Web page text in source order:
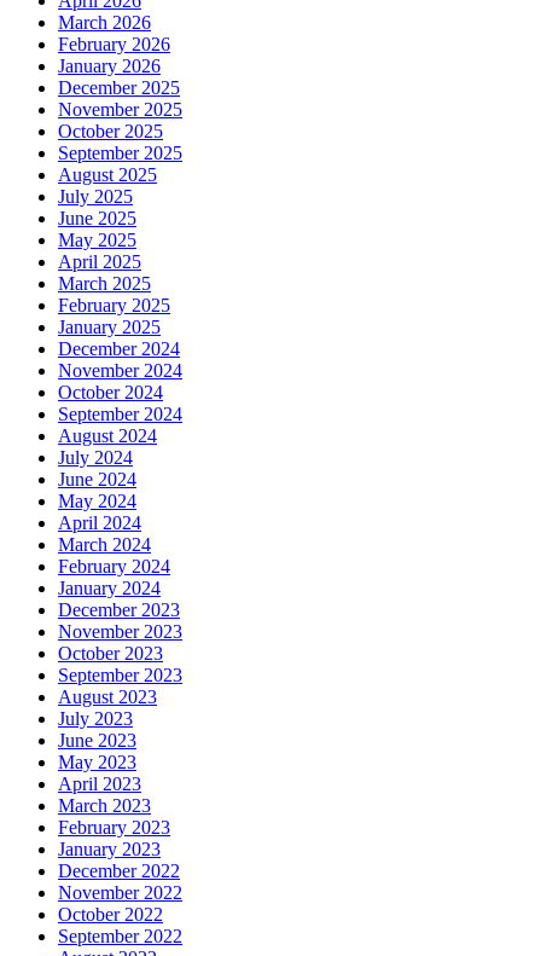
March 2026
February 2026
January 2026
December 2025
November 2025
October 2025
September 2025
August 2025
July 2025
June 2025
May 2025
April 2025
March 2025
February 2025
January 2025
December 2024
November 2024
October 2024
September 2024
August 2024
July 2024
June 2024
May 2024
April 2024
March 2024
February 2024
January 2024
December 2023
November 2023
October 2023
September 2023
August 2023
July 2023
June 2023
May 2023
April 2023
March 2023
February 2023
January 2023
December 2022
November 2022
October 2022
September 2022